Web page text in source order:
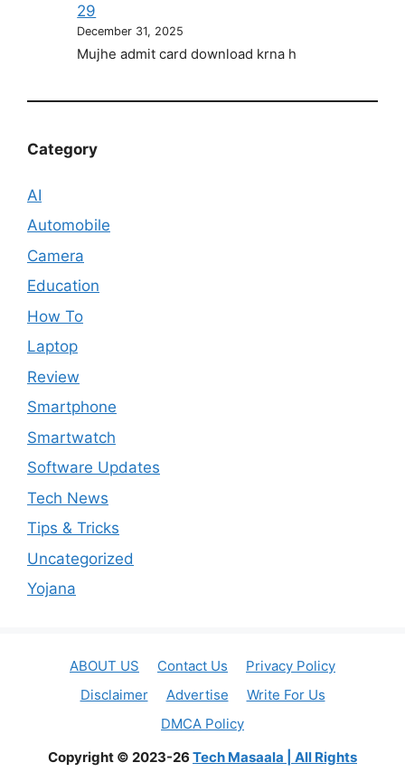
29
December 31, 2025
Mujhe admit card download krna h
Category
AI
Automobile
Camera
Education
How To
Laptop
Review
Smartphone
Smartwatch
Software Updates
Tech News
Tips & Tricks
Uncategorized
Yojana
ABOUT US Contact Us
Privacy Policy
Disclaimer
Advertise
Write For Us
DMCA Policy
Copyright © 2023-26 Tech Masaala | All Rights